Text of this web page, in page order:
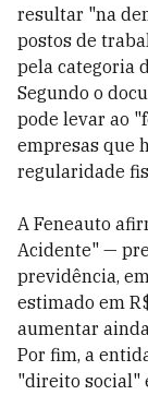
resultar "na
postos de
pela categoria
Segundo o
pode levar ao
empresas que
regularidade
A Feneauto
Acidente" —
previdência,
estimado em
aumentar
Por fim, a
"direito social"